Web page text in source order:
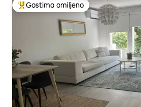
Najuspešniji među gostima omiljenim
Gostima omiljeno